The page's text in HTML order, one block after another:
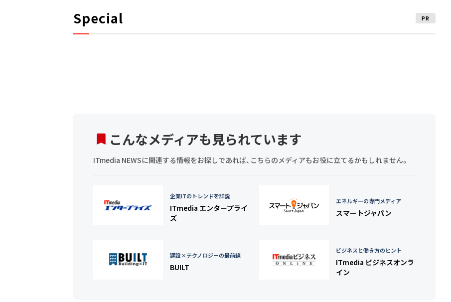
Special PR
こんなメディアも見られています
ITmedia NEWSに関連する情報をお探しであれば、こちらのメディアもお役に立てるかもしれません。
企業ITのトレンドを詳説
ITmedia エンタープライ
ズ
エネルギーの専門メディア
スマートジャパン
建設×テクノロジーの最前線
BUILT
ビジネスと働き方のヒント
ITmedia ビジネスオンラ
イン